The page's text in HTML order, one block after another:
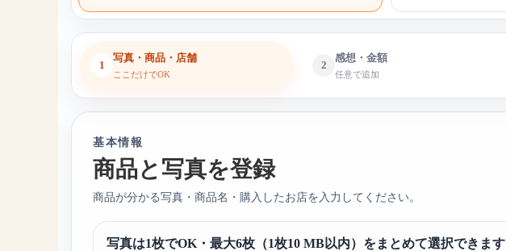
1
写真・商品・店舗
ここだけでOK
2
感想・金額
任意で追加
基本情報
商品と写真を登録
商品が分かる写真・商品名・購入したお店を入力してください。
写真は1枚でOK・最大6枚（1枚10 MB以内）をまとめて選択できます